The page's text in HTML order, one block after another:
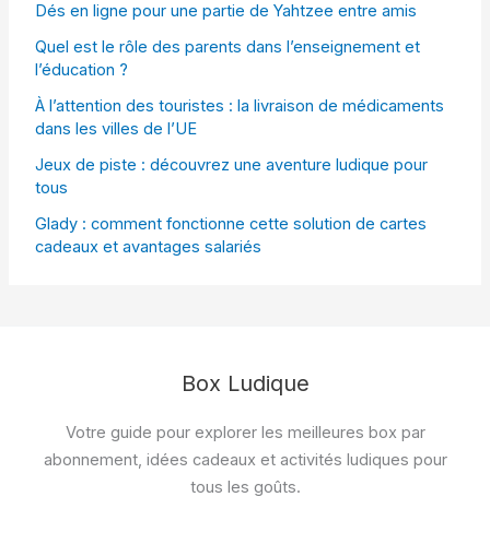
Dés en ligne pour une partie de Yahtzee entre amis
Quel est le rôle des parents dans l’enseignement et
l’éducation ?
À l’attention des touristes : la livraison de médicaments
dans les villes de l’UE
Jeux de piste : découvrez une aventure ludique pour
tous
Glady : comment fonctionne cette solution de cartes
cadeaux et avantages salariés
Box Ludique
Votre guide pour explorer les meilleures box par
abonnement, idées cadeaux et activités ludiques pour
tous les goûts.